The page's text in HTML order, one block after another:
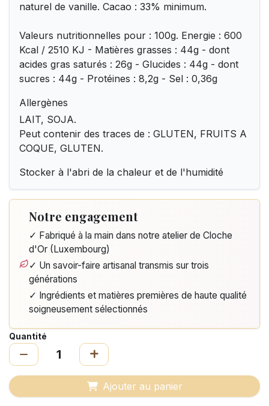
naturel de vanille. Cacao : 33% minimum.
Valeurs nutritionnelles pour : 100g. Energie : 600
Kcal / 2510 KJ - Matières grasses : 44g - dont
acides gras saturés : 26g - Glucides : 44g - dont
sucres : 44g - Protéines : 8,2g - Sel : 0,36g
Allergènes
LAIT, SOJA.
Peut contenir des traces de : GLUTEN, FRUITS A
COQUE, GLUTEN.
Stocker à l'abri de la chaleur et de l'humidité
Notre engagement
✓ Fabriqué à la main dans notre atelier de Cloche
d'Or (Luxembourg)
✓ Un savoir-faire artisanal transmis sur trois
générations
✓ Ingrédients et matières premières de haute qualité
soigneusement sélectionnés
Quantité
Ajouter au panier